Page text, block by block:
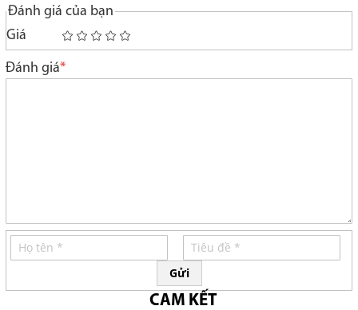
Đánh giá của bạn
Giá
1
star
2
stars
3
stars
4
stars
5
stars
Đánh giá
Gửi
CAM KẾT